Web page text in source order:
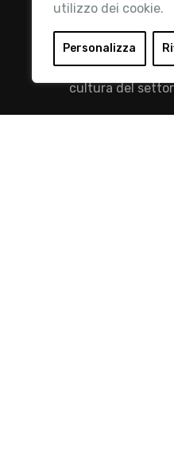
utilizzo dei cookie.
Personalizza
Retail Institute
riferimento per
mission è quella
cultura del